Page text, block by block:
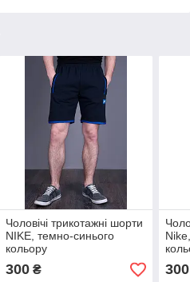
Чоловічі трикотажні шорти
NIKE, темно-синього
кольору
300₴ 300